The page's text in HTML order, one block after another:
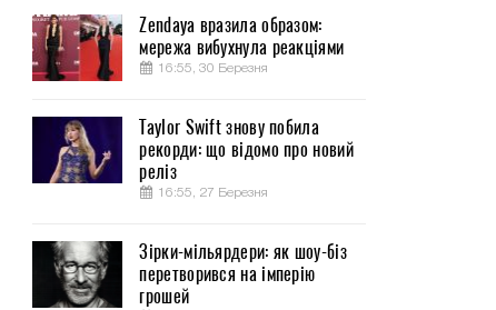
Zendaya вразила образом:
мережа вибухнула реакціями
16:55, 30 Березня
Taylor Swift знову побила
рекорди: що відомо про новий
реліз
16:55, 27 Березня
Зірки-мільярдери: як шоу-біз
перетворився на імперію
грошей